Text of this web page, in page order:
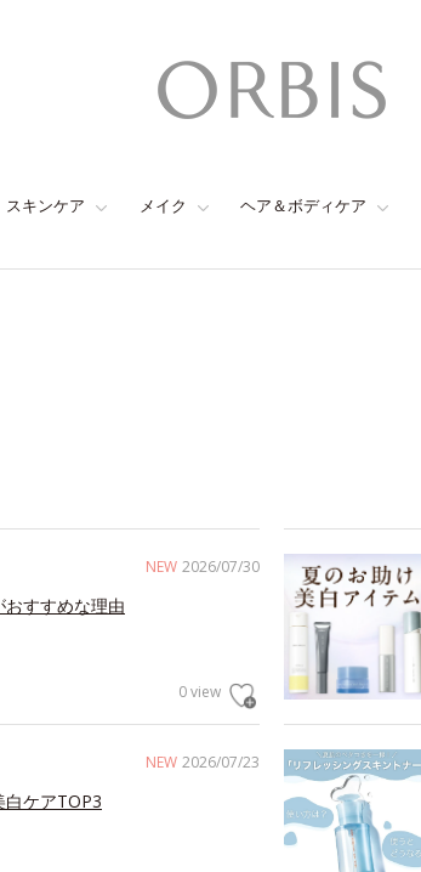
スキンケア メイク ヘア＆ボディケア
NEW 2026/07/30
すすめな理由
0 view
NEW 2026/07/23
ケアTOP3